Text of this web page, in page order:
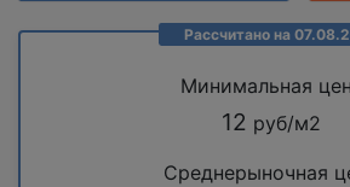
Рассчитано на
Минимальная
12 руб/м2
Среднерыночная